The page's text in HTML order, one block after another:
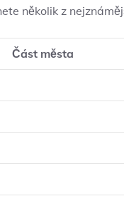
několik z
Část města